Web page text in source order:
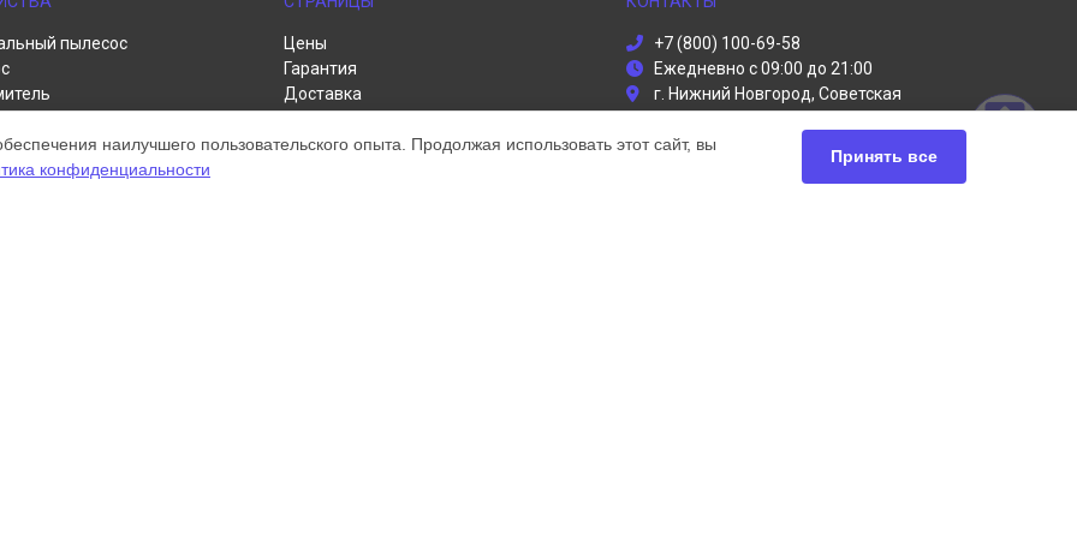
пылесос
для рук
Цены
Гарантия
Доставка
Карта сайта
+7 (800) 100-69-58
Ежедневно с 09:00 до 21:00
г. Нижний Новгород, Советская
info@dyson-servises.ru
Политика конфиденциальности
наилучшего пользовательского опыта. Продолжая использовать этот сайт, вы
конфиденциальности
Принять все